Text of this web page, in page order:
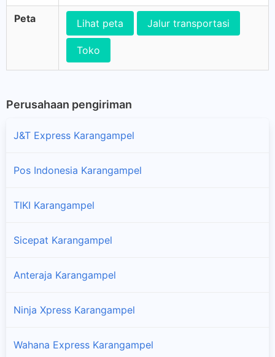
Peta Lihat peta Jalur transportasi
Toko
Perusahaan pengiriman
J&T Express Karangampel
Pos Indonesia Karangampel
TIKI Karangampel
Sicepat Karangampel
Anteraja Karangampel
Ninja Xpress Karangampel
Wahana Express Karangampel